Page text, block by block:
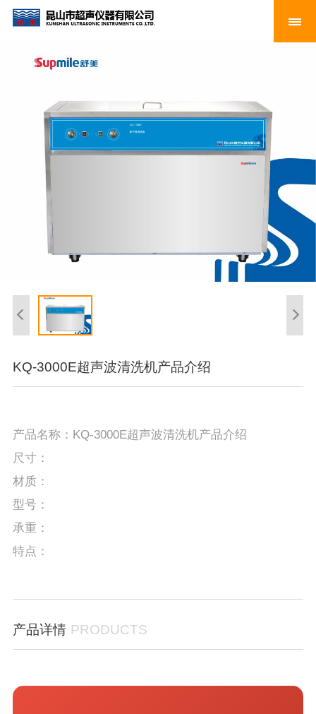
KQ-3000E超声波清洗机产品介绍
产品名称：KQ-3000E超声波清洗机产品介绍
尺寸：
材质：
型号：
承重：
特点：
产品详情 PRODUCTS